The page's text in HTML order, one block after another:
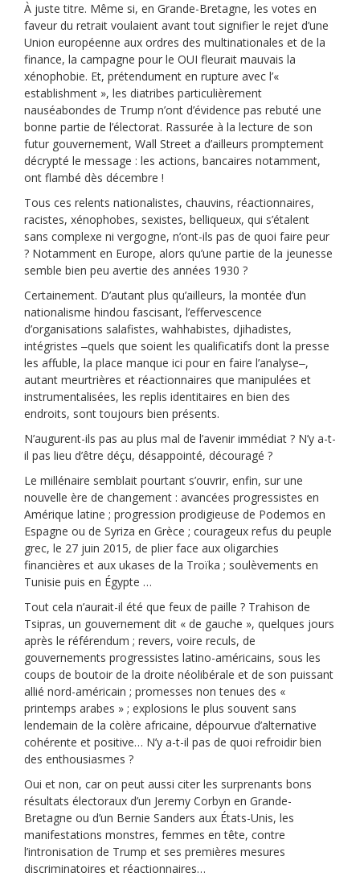
À juste titre. Même si, en Grande-Bretagne, les votes en
faveur du retrait voulaient avant tout signifier le rejet d’une
Union européenne aux ordres des multinationales et de la
finance, la campagne pour le OUI fleurait mauvais la
xénophobie. Et, prétendument en rupture avec l’«
establishment », les diatribes particulièrement
nauséabondes de Trump n’ont d’évidence pas rebuté une
bonne partie de l’électorat. Rassurée à la lecture de son
futur gouvernement, Wall Street a d’ailleurs promptement
décrypté le message : les actions, bancaires notamment,
ont flambé dès décembre !
Tous ces relents nationalistes, chauvins, réactionnaires,
racistes, xénophobes, sexistes, belliqueux, qui s’étalent
sans complexe ni vergogne, n’ont-ils pas de quoi faire peur
? Notamment en Europe, alors qu’une partie de la jeunesse
semble bien peu avertie des années 1930 ?
Certainement. D’autant plus qu’ailleurs, la montée d’un
nationalisme hindou fascisant, l’effervescence
d’organisations salafistes, wahhabistes, djihadistes,
intégristes ‒quels que soient les qualificatifs dont la presse
les affuble, la place manque ici pour en faire l’analyse‒,
autant meurtrières et réactionnaires que manipulées et
instrumentalisées, les replis identitaires en bien des
endroits, sont toujours bien présents.
N’augurent-ils pas au plus mal de l’avenir immédiat ? N’y a-t-
il pas lieu d’être déçu, désappointé, découragé ?
Le millénaire semblait pourtant s’ouvrir, enfin, sur une
nouvelle ère de changement : avancées progressistes en
Amérique latine ; progression prodigieuse de Podemos en
Espagne ou de Syriza en Grèce ; courageux refus du peuple
grec, le 27 juin 2015, de plier face aux oligarchies
financières et aux ukases de la Troïka ; soulèvements en
Tunisie puis en Égypte …
Tout cela n’aurait-il été que feux de paille ? Trahison de
Tsipras, un gouvernement dit « de gauche », quelques jours
après le référendum ; revers, voire reculs, de
gouvernements progressistes latino-américains, sous les
coups de boutoir de la droite néolibérale et de son puissant
allié nord-américain ; promesses non tenues des «
printemps arabes » ; explosions le plus souvent sans
lendemain de la colère africaine, dépourvue d’alternative
cohérente et positive… N’y a-t-il pas de quoi refroidir bien
des enthousiasmes ?
Oui et non, car on peut aussi citer les surprenants bons
résultats électoraux d’un Jeremy Corbyn en Grande-
Bretagne ou d’un Bernie Sanders aux États-Unis, les
manifestations monstres, femmes en tête, contre
l’intronisation de Trump et ses premières mesures
discriminatoires et réactionnaires…